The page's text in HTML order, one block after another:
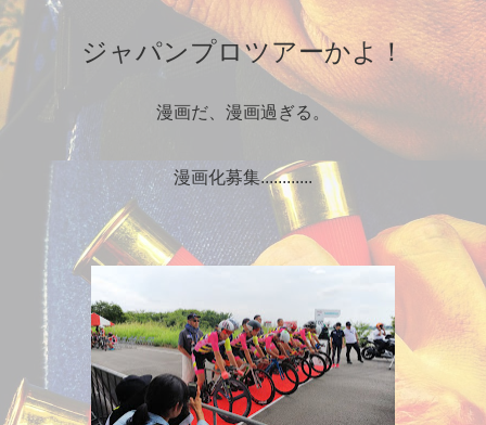
ジャパンプロツアーかよ！
漫画だ、漫画過ぎる。
漫画化募集............